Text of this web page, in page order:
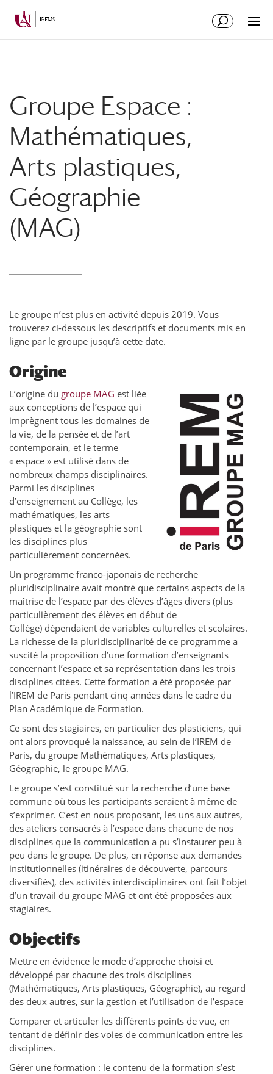
Groupe Espace :
Mathématiques,
Arts plastiques,
Géographie
(MAG)
Le groupe n’est plus en activité depuis 2019. Vous
trouverez ci-dessous les descriptifs et documents mis en
ligne par le groupe jusqu’à cette date.
Origine
L’origine du groupe MAG est liée
aux conceptions de l’espace qui
imprègnent tous les domaines de
la vie, de la pensée et de l’art
contemporain, et le terme
« espace » est utilisé dans de
nombreux champs disciplinaires.
Parmi les disciplines
d’enseignement au Collège, les
mathématiques, les arts
plastiques et la géographie sont
les disciplines plus
particulièrement concernées.
Un programme franco-japonais de recherche
pluridisciplinaire avait montré que certains aspects de la
maîtrise de l’espace par des élèves d’âges divers (plus
particulièrement des élèves en début de
Collège) dépendaient de variables culturelles et scolaires.
La richesse de la pluridisciplinarité de ce programme a
suscité la proposition d’une formation d’enseignants
concernant l’espace et sa représentation dans les trois
disciplines citées. Cette formation a été proposée par
l’IREM de Paris pendant cinq années dans le cadre du
Plan Académique de Formation.
Ce sont des stagiaires, en particulier des plasticiens, qui
ont alors provoqué la naissance, au sein de l’IREM de
Paris, du groupe Mathématiques, Arts plastiques,
Géographie, le groupe MAG.
Le groupe s’est constitué sur la recherche d’une base
commune où tous les participants seraient à même de
s’exprimer. C’est en nous proposant, les uns aux autres,
des ateliers consacrés à l’espace dans chacune de nos
disciplines que la communication a pu s’instaurer peu à
peu dans le groupe. De plus, en réponse aux demandes
institutionnelles (itinéraires de découverte, parcours
diversifiés), des activités interdisciplinaires ont fait l’objet
d’un travail du groupe MAG et ont été proposées aux
stagiaires.
Objectifs
Mettre en évidence le mode d’approche choisi et
développé par chacune des trois disciplines
(Mathématiques, Arts plastiques, Géographie), au regard
des deux autres, sur la gestion et l’utilisation de l’espace
Comparer et articuler les différents points de vue, en
tentant de définir des voies de communication entre les
disciplines.
Gérer une formation : le contenu de la formation s’est